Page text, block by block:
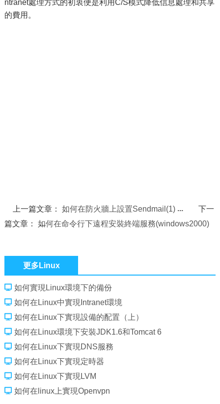
ntranet處理方式的初衷便是利用C/S模式降低信息處理和共享
的費用。
上一篇文章：如何在防火牆上設置Sendmail(1)
下一
篇文章： 如何在命令行下遠程安裝終端服務(windows2000)
更多Linux
如何實現Linux環境下的備份
如何在Linux中實現Intranet環境
如何在Linux下實現設備的配置（上）
如何在Linux環境下安裝JDK1.6和Tomcat 6
如何在Linux下實現DNS服務
如何在Linux下實現定時器
如何在Linux下實現LVM
如何在linux上實現Openvpn